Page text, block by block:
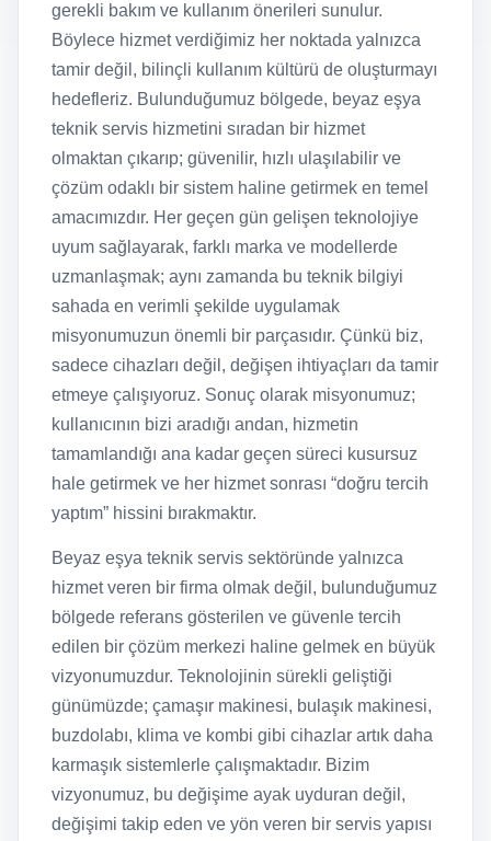
gerekli bakım ve kullanım önerileri sunulur.
Böylece hizmet verdiğimiz her noktada yalnızca
tamir değil, bilinçli kullanım kültürü de oluşturmayı
hedefleriz. Bulunduğumuz bölgede, beyaz eşya
teknik servis hizmetini sıradan bir hizmet
olmaktan çıkarıp; güvenilir, hızlı ulaşılabilir ve
çözüm odaklı bir sistem haline getirmek en temel
amacımızdır. Her geçen gün gelişen teknolojiye
uyum sağlayarak, farklı marka ve modellerde
uzmanlaşmak; aynı zamanda bu teknik bilgiyi
sahada en verimli şekilde uygulamak
misyonumuzun önemli bir parçasıdır. Çünkü biz,
sadece cihazları değil, değişen ihtiyaçları da tamir
etmeye çalışıyoruz. Sonuç olarak misyonumuz;
kullanıcının bizi aradığı andan, hizmetin
tamamlandığı ana kadar geçen süreci kusursuz
hale getirmek ve her hizmet sonrası “doğru tercih
yaptım” hissini bırakmaktır.
Beyaz eşya teknik servis sektöründe yalnızca
hizmet veren bir firma olmak değil, bulunduğumuz
bölgede referans gösterilen ve güvenle tercih
edilen bir çözüm merkezi haline gelmek en büyük
vizyonumuzdur. Teknolojinin sürekli geliştiği
günümüzde; çamaşır makinesi, bulaşık makinesi,
buzdolabı, klima ve kombi gibi cihazlar artık daha
karmaşık sistemlerle çalışmaktadır. Bizim
vizyonumuz, bu değişime ayak uyduran değil,
değişimi takip eden ve yön veren bir servis yapısı